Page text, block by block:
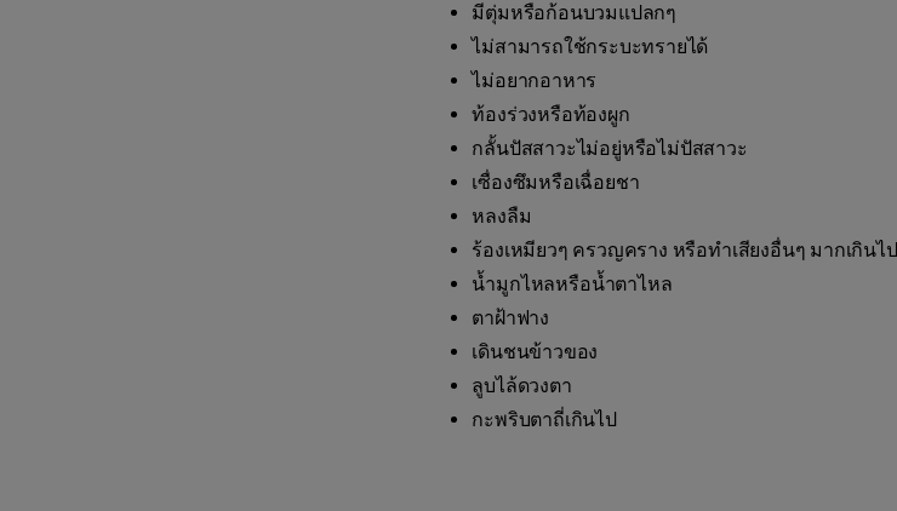
มีตุ่มหรือก้อนบวมแปลกๆ
ไม่สามารถใช้กระบะทรายได้
ไม่อยากอาหาร
ท้องร่วงหรือท้องผูก
กลั้นปัสสาวะไม่อยู่หรือไม่ปัสสาวะ
เซื่องซึมหรือเฉื่อยชา
หลงลืม
ร้องเหมียวๆ ครวญคราง หรือทำเสียงอื่นๆ มากเกินไป
น้ำมูกไหลหรือน้ำตาไหล
ตาฝ้าฟาง
เดินชนข้าวของ
ลูบไล้ดวงตา
กะพริบตาถี่เกินไป